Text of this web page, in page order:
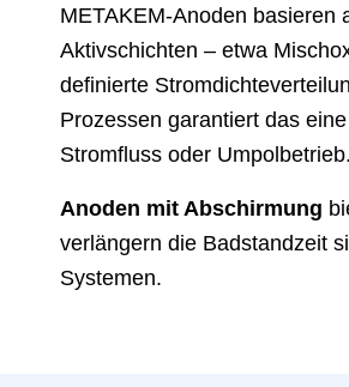
METAKEM-Anoden basieren
Aktivschichten – etwa
definierte
Prozessen garantiert das
Stromfluss oder Umpolbetrieb.
Anoden mit Abschirmung
verlängern die Badstandzeit
Systemen.